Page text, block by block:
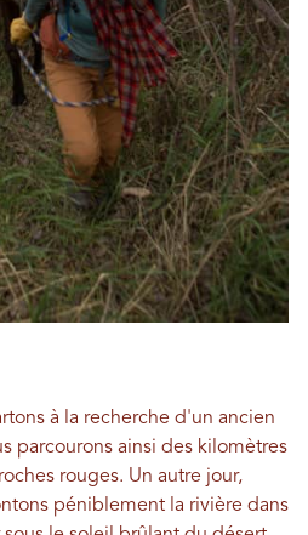
à la recherche d'un ancien
parcourons ainsi des kilomètres
rouges. Un autre jour,
péniblement la rivière dans